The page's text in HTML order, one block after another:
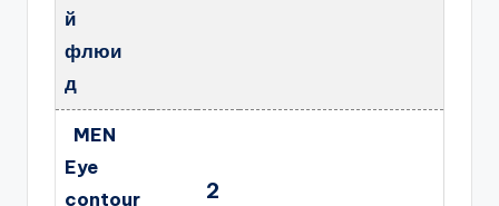
й
флюи
д
MEN
Eye
contour
2